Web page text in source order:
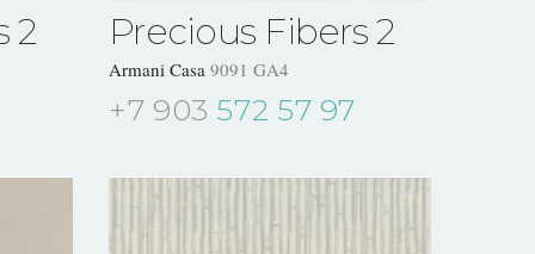
2 Precious Fibers 2
Armani Casa 9091 GA4
+7 903 572 57 97